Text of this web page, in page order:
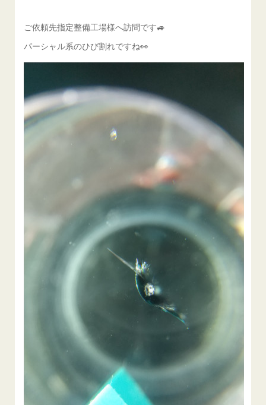
ご依頼先指定整備工場様へ訪問です🚙
パーシャル系のひび割れですね👀